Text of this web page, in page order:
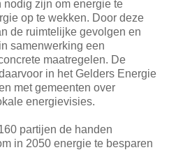
nodig zijn om energie te
op te wekken. Door deze
de ruimtelijke gevolgen en
samenwerking een
maatregelen. De
in het Gelders Energie
met gemeenten over
energievisies.
partijen de handen
in 2050 energie te besparen